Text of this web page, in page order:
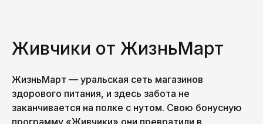
Живчики от ЖизньМарт
ЖизньМарт — уральская сеть магазинов
здорового питания, и здесь забота не
заканчивается на полке с нутом. Свою бонусную